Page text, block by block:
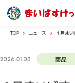
TOP ニュース １月ま
2026.01.03 商品